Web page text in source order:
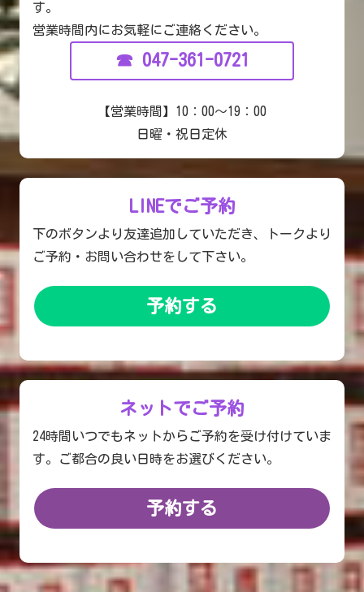
す。
営業時間内にお気軽にご連絡ください。
☎ 047-361-0721
【営業時間 】10：00〜19：00
日曜・祝日定休
LINEでご予約
下のボタンより友達追加していただき、トークより
ご予約・お問い合わせをして下さい。
予約する
ネットでご予約
24時間いつでもネットからご予約を受け付けていま
す。ご都合の良い日時をお選びください。
予約する